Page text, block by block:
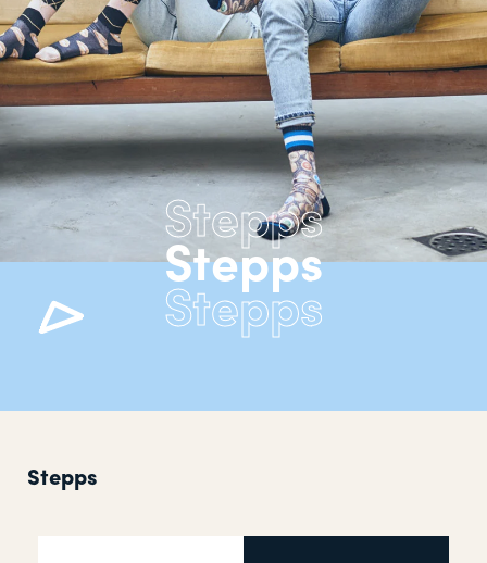
Stepps
Stepps